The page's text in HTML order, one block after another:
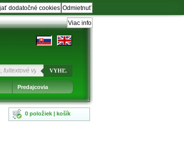
Odmietnuť
dodatočné cookies
Viac info
VYHĽ.
Predajcovia
0 položiek | košík